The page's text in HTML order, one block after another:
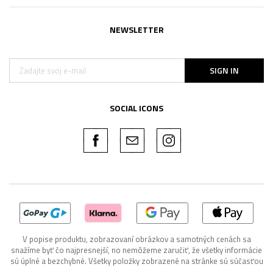
NEWSLETTER
SIGN IN
SOCIAL ICONS
V popise produktu, zobrazovaní obrázkov a samotných cenách sa
snažíme byť čo najpresnejší, no nemôžeme zaručiť, že všetky informácie
sú úplné a bezchybné. Všetky položky zobrazené na stránke sú súčasťou